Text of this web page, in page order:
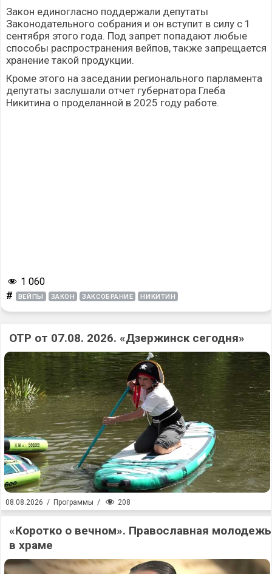
Закон единогласно поддержали депутаты
Законодательного собрания и он вступит в силу с 1
сентября этого года. Под запрет попадают любые
способы распространения вейпов, также запрещается
хранение такой продукции.
Кроме этого на заседании регионального парламента
депутаты заслушали отчет губернатора Глеба
Никитина о проделанной в 2025 году работе.
1 060
# ВЕЙПЫ ЗАКОН ЗАКСОБРАНИЕ НИКИТИН
ОТР от 07.08. 2026. «Дзержинск сегодня»
08.08.2026 / Программы / 208
«Коротко о вечном». Православная молодежь
в храме